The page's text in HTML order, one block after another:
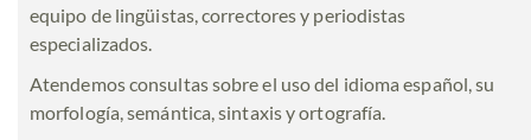
equipo de lingüistas, correctores y periodistas
especializados.
Atendemos consultas sobre el uso del idioma español, su
morfología, semántica, sintaxis y ortografía.